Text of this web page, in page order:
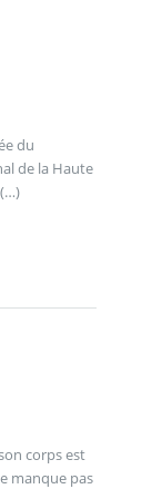
du
de la Haute
corps est
manque pas